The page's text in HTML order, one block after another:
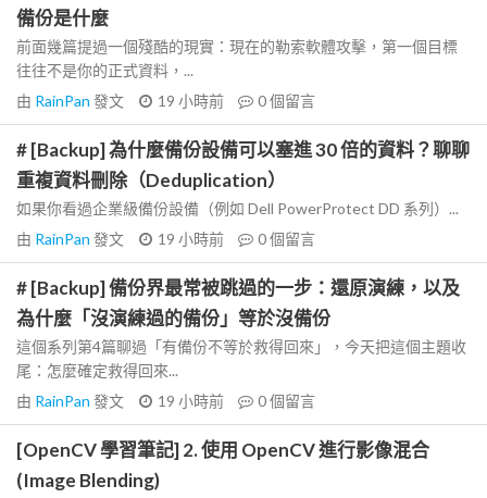
備份是什麼
前面幾篇提過一個殘酷的現實：現在的勒索軟體攻擊，第一個目標
往往不是你的正式資料，...
由 RainPan 發文 19 小時前 0個留言
# [Backup] 為什麼備份設備可以塞進 30 倍的資料？聊聊
重複資料刪除（Deduplication）
如果你看過企業級備份設備（例如 Dell PowerProtect DD 系列）...
由 RainPan 發文 19 小時前 0個留言
# [Backup] 備份界最常被跳過的一步：還原演練，以及
為什麼「沒演練過的備份」等於沒備份
這個系列第4篇聊過「有備份不等於救得回來」，今天把這個主題收
尾：怎麼確定救得回來...
由 RainPan 發文 19 小時前 0個留言
[OpenCV 學習筆記] 2. 使用 OpenCV 進行影像混合
(Image Blending)